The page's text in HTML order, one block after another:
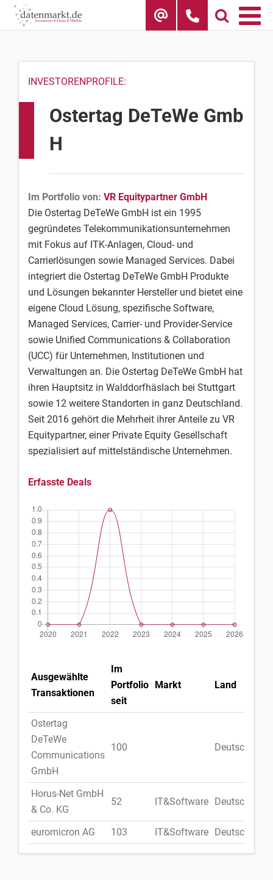
Skip
INVESTORENPROFILE:
Ostertag DeTeWe Gmb
H
Im Portfolio von: VR Equitypartner GmbH
Die Ostertag DeTeWe GmbH ist ein 1995
gegründetes Telekommunikationsunternehmen
mit Fokus auf ITK-Anlagen, Cloud- und
Carrierlösungen sowie Managed Services. Dabei
integriert die Ostertag DeTeWe GmbH Produkte
und Lösungen bekannter Hersteller und bietet eine
eigene Cloud Lösung, spezifische Software,
Managed Services, Carrier- und Provider-Service
sowie Unified Communications & Collaboration
(UCC) für Unternehmen, Institutionen und
Verwaltungen an. Die Ostertag DeTeWe GmbH hat
ihren Hauptsitz in Walddorfhäslach bei Stuttgart
sowie 12 weitere Standorten in ganz Deutschland.
Seit 2016 gehört die Mehrheit ihrer Anteile zu VR
Equitypartner, einer Private Equity Gesellschaft
spezialisiert auf mittelständische Unternehmen.
Erfasste Deals
Ausgewählte
Transaktionen
Im
Portfolio
seit
Markt Land
Ostertag
DeTeWe
Communications
GmbH
100 Deutschland
Horus-Net GmbH
& Co. KG
52 IT&Software Deutschland
euromicron AG 103 IT&Software Deutschland